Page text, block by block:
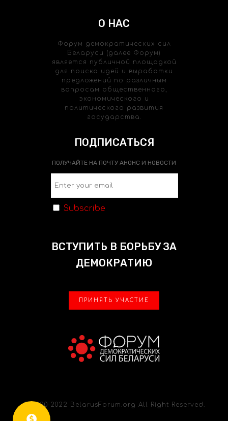
О НАС
Форум демократических сил
Беларуси (далее Форум)
является публичной площадкой
для поиска идей и выработки
предложений по различным
вопросам общественного,
экономического и
политического развития
государства.
ПОДПИСАТЬСЯ
ПОЛУЧАЙТЕ НА ПОЧТУ АНОНС И НОВОСТИ
Subscribe
ВСТУПИТЬ В БОРЬБУ ЗА
ДЕМОКРАТИЮ
ПРИНЯТЬ УЧАСТИЕ
© 2020-2022 BelarusForum.org All Right Reserved.